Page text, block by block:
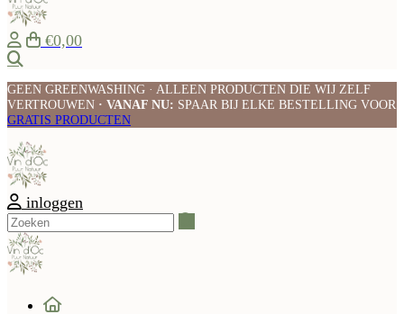
€0,00
GEEN GREENWASHING · ALLEEN PRODUCTEN DIE WIJ ZELF
VERTROUWEN · VANAF NU: SPAAR BIJ ELKE BESTELLING VOOR
GRATIS PRODUCTEN
inloggen